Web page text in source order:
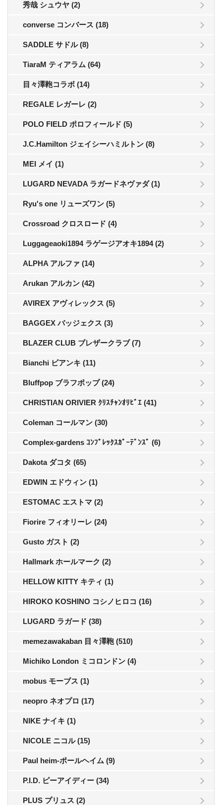
秀哉 シュウヤ (2)
converse コンバース (18)
SADDLE サドル (8)
TiaraM ティアラム (64)
目々澤鞄コラボ (14)
REGALE レガーレ (2)
POLO FIELD ポロフィールド (5)
J.C.Hamilton ジェイシーハミルトン (8)
MEI メイ (1)
LUGARD NEVADA ラガードネヴァダ (1)
Ryu's one リューズワン (5)
Crossroad クロスロード (4)
Luggageaoki1894 ラゲージアオキ1894 (2)
ALPHA アルファ (14)
Arukan アルカン (42)
AVIREX アヴィレックス (5)
BAGGEX バッジェクス (3)
BLAZER CLUB ブレザークラブ (7)
Bianchi ビアンキ (11)
Bluffpop ブラフポップ (24)
CHRISTIAN ORIVIER ｸﾘｽﾁｬﾝｵﾘﾋﾞｴ (41)
Coleman コールマン (30)
Complex-gardens ｺﾝﾌﾟﾚｯｸｽｶﾞｰﾃﾞﾝｽﾞ (6)
Dakota ダコタ (65)
EDWIN エドウィン (1)
ESTOMAC エストマ (2)
Fiorire フィオリーレ (24)
Gusto ガスト (2)
Hallmark ホールマーク (2)
HELLOW KITTY キティ (1)
HIROKO KOSHINO コシノヒロコ (16)
LUGARD ラガード (38)
memezawakaban 目々澤鞄 (510)
Michiko London ミコロンドン (4)
mobus モーブス (1)
neopro ネオプロ (17)
NIKE ナイキ (1)
NICOLE ニコル (15)
Paul heim-ポールヘイム (9)
P.I.D. ピーアイディー (34)
PLUS プリュス (2)